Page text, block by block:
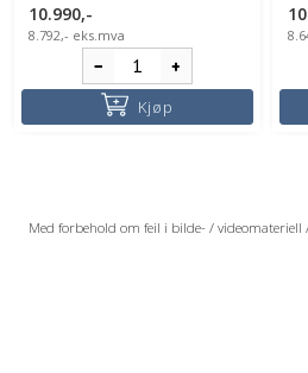
10.990,-
8.792,- eks.mva
Kjøp
Med forbehold om feil i bilde- / videomateriell